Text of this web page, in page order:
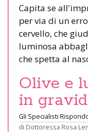
Capita se
per via di un
cervello, che
luminosa
che spetta al
Olive e
in
Gli Specialisti
di Dottoressa Rosa